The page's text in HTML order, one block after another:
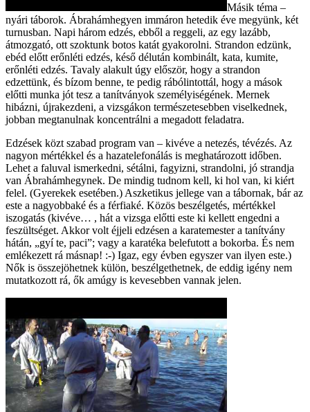
Másik téma –
nyári táborok. Ábrahámhegyen immáron hetedik éve megyünk, két
turnusban. Napi három edzés, ebből a reggeli, az egy lazább,
átmozgató, ott szoktunk botos katát gyakorolni. Strandon edzünk,
ebéd előtt erőnléti edzés, késő délután kombinált, kata, kumite,
erőnléti edzés. Tavaly alakult úgy először, hogy a strandon
edzettünk, és bízom benne, te pedig rábólintottál, hogy a mások
előtti munka jót tesz a tanítványok személyiségének. Mernek
hibázni, újrakezdeni, a vizsgákon természetesebben viselkednek,
jobban megtanulnak koncentrálni a megadott feladatra.
Edzések közt szabad program van – kivéve a netezés, tévézés. Az
nagyon mértékkel és a hazatelefonálás is meghatározott időben.
Lehet a faluval ismerkedni, sétálni, fagyizni, strandolni, jó strandja
van Ábrahámhegynek. De mindig tudnom kell, ki hol van, ki kiért
felel. (Gyerekek esetében.) Aszketikus jellege van a tábornak, bár az
este a nagyobbaké és a férfiaké. Közös beszélgetés, mértékkel
iszogatás (kivéve… , hát a vizsga előtti este ki kellett engedni a
feszültséget. Akkor volt éjjeli edzésen a karatemester a tanítvány
hátán, „gyí te, paci”; vagy a karatéka belefutott a bokorba. És nem
emlékezett rá másnap! :-) Igaz, egy évben egyszer van ilyen este.)
Nők is összejöhetnek külön, beszélgethetnek, de eddig igény nem
mutatkozott rá, ők amúgy is kevesebben vannak jelen.